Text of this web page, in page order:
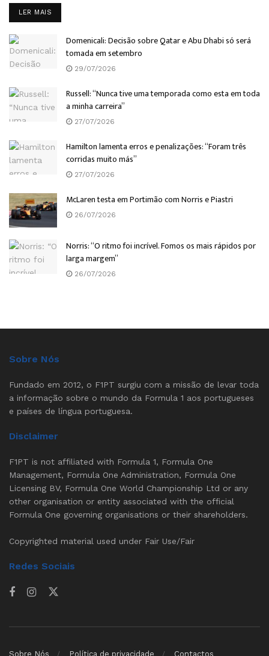
LER MAIS
Domenicali: Decisão sobre Qatar e Abu Dhabi só será
tomada em setembro
29/07/2026
Russell: “Nunca tive uma temporada como esta em toda
a minha carreira”
27/07/2026
Hamilton lamenta erros e penalizações: “Foram três
corridas muito más”
27/07/2026
McLaren testa em Portimão com Norris e Piastri
26/07/2026
Norris: “O ritmo foi incrível. Fomos os mais rápidos por
larga margem”
26/07/2026
Sobre Nós
Fundado em 2012, o F1PT surgiu com a missão de levar toda
a informação sobre o mundo da Formula 1 aos portugueses
e países de língua portuguesa.
Disclaimer
F1PT is not affiliated with Formula 1, Formula One
Management, Formula One Administration, Formula One
Licensing BV, Formula One World Championship Ltd or any
other organisation or entity associated with the official
Formula One governing organisations or their shareholders.
Copyrighted material used under Fair Use/Fair
Redes Sociais
Sobre Nós Política de privacidade Contactos